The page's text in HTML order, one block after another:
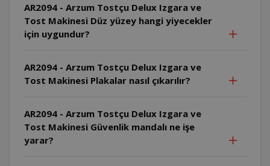
AR2094 - Arzum Tostçu Delux Izgara ve
Tost Makinesi Düz yüzey hangi yiyecekler
için uygundur?
AR2094 - Arzum Tostçu Delux Izgara ve
Tost Makinesi Plakalar nasıl çıkarılır?
AR2094 - Arzum Tostçu Delux Izgara ve
Tost Makinesi Güvenlik mandalı ne işe
yarar?